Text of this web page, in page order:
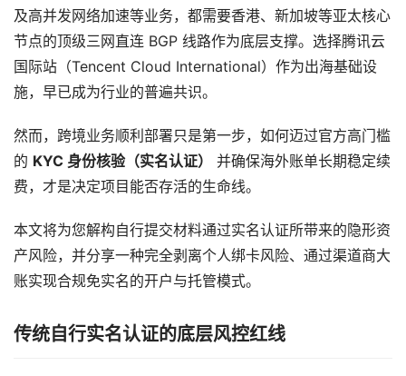
及高并发网络加速等业务，都需要香港、新加坡等亚太核心
节点的顶级三网直连 BGP 线路作为底层支撑。选择腾讯云
国际站（Tencent Cloud International）作为出海基础设
施，早已成为行业的普遍共识。
然而，跨境业务顺利部署只是第一步，如何迈过官方高门槛
的 KYC 身份核验（实名认证）
并确保海外账单长期稳定续
费，才是决定项目能否存活的生命线。
本文将为您解构自行提交材料通过实名认证所带来的隐形资
产风险，并分享一种完全剥离个人绑卡风险、通过渠道商大
账实现合规免实名的开户与托管模式。
传统自行实名认证的底层风控红线